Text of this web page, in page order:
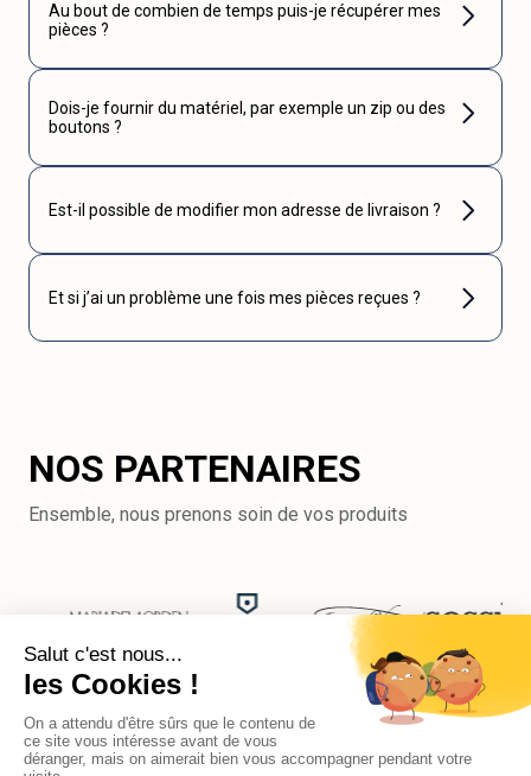
Au bout de combien de temps puis-je récupérer mes
pièces ?
Dois-je fournir du matériel, par exemple un zip ou des
boutons ?
Est-il possible de modifier mon adresse de livraison ?
Et si j’ai un problème une fois mes pièces reçues ?
NOS PARTENAIRES
Ensemble, nous prenons soin de vos produits